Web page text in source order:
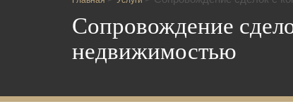
Сопровождение
недвижимостью